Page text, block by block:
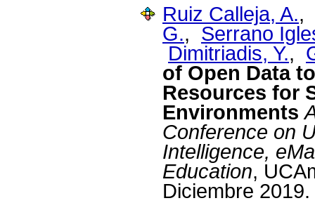
Ruiz Calleja, A.,
G., Serrano
Dimitriadis, Y.,
of Open Data
Resources for
Environments
Conference on
Intelligence,
Education,
Diciembre 2019.